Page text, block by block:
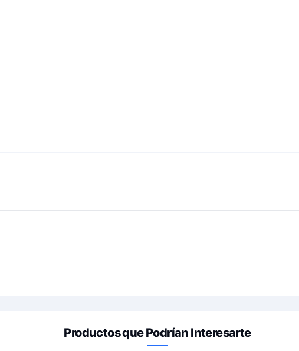
Productos que Podrían Interesarte